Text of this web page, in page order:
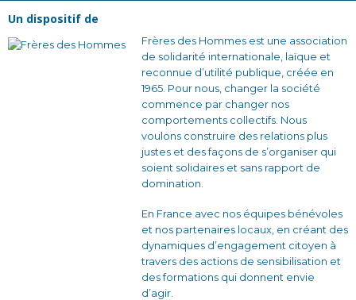
Un dispositif de
Frères des Hommes est une association
de solidarité internationale, laïque et
reconnue d’utilité publique, créée en
1965. Pour nous, changer la société
commence par changer nos
comportements collectifs. Nous
voulons construire des relations plus
justes et des façons de s’organiser qui
soient solidaires et sans rapport de
domination.
En France avec nos équipes bénévoles
et nos partenaires locaux, en créant des
dynamiques d’engagement citoyen à
travers des actions de sensibilisation et
des formations qui donnent envie
d’agir.